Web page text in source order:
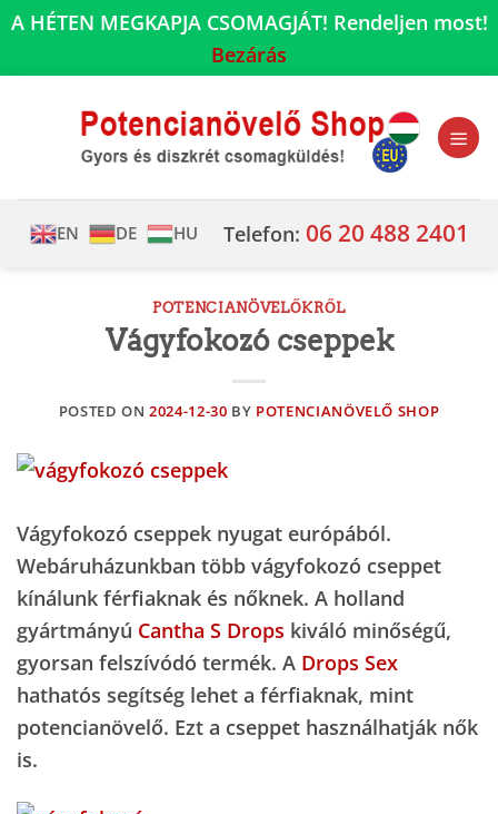
A HÉTEN MEGKAPJA CSOMAGJÁT! Rendeljen most!
Bezárás
EN DE HU Telefon: 06 20 488 2401
POTENCIANÖVELŐKRŐL
Vágyfokozó cseppek
POSTED ON2024-12-30 BY POTENCIANÖVELŐ SHOP
Vágyfokozó cseppek nyugat európából.
Webáruházunkban több vágyfokozó cseppet
kínálunk férfiaknak és nőknek. A holland
gyártmányú Cantha S Drops kiváló minőségű,
gyorsan felszívódó termék. A Drops Sex
hathatós segítség lehet a férfiaknak, mint
potencianövelő. Ezt a cseppet használhatják nők
is.